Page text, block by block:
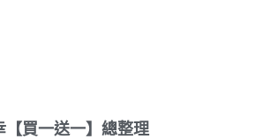
【買一送一】總整理